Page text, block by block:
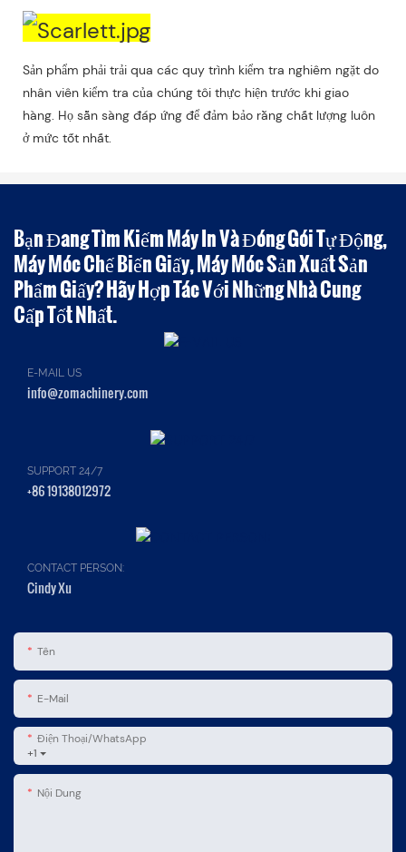
Sản phẩm phải trải qua các quy trình kiểm tra nghiêm ngặt do
nhân viên kiểm tra của chúng tôi thực hiện trước khi giao
hàng. Họ sẵn sàng đáp ứng để đảm bảo rằng chất lượng luôn
ở mức tốt nhất.
Bạn Đang Tìm Kiếm Máy In Và Đóng Gói Tự Động,
Máy Móc Chế Biến Giấy, Máy Móc Sản Xuất Sản
Phẩm Giấy? Hãy Hợp Tác Với Những Nhà Cung
Cấp Tốt Nhất.
E-MAIL US
info@zomachinery.com
SUPPORT 24/7
+86 19138012972
CONTACT PERSON:
Cindy Xu
Tên
E-Mail
+1
Điện Thoại/WhatsApp
Nội Dung